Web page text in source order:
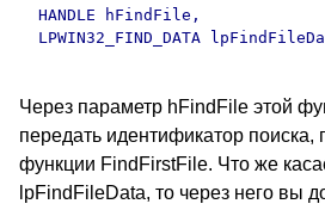
HANDLE hFindFile,
LPWIN32_FIND_DATA
Через параметр hFindFile этой
передать идентификатор поиска,
функции FindFirstFile. Что же
lpFindFileData, то через него вы